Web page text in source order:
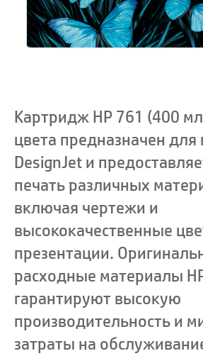
Картридж HP 761 (400
цвета предназначен для
DesignJet и
печать различных
включая чертежи и
высококачественные
презентации.
расходные материалы
гарантируют высокую
производительность и
затраты на